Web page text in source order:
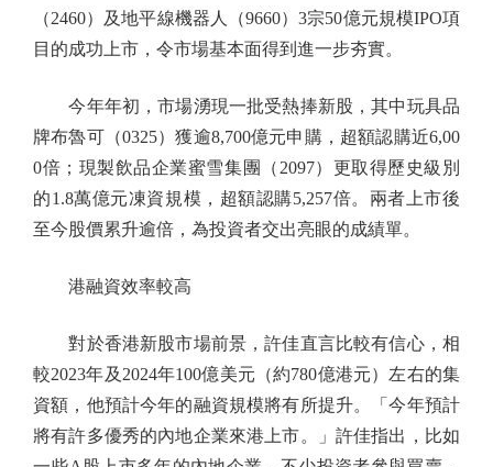
（2460）及地平線機器人（9660）3宗50億元規模IPO項
目的成功上市，令市場基本面得到進一步夯實。
今年年初，市場湧現一批受熱捧新股，其中玩具品
牌布魯可（0325）獲逾8,700億元申購，超額認購近6,00
0倍；現製飲品企業蜜雪集團（2097）更取得歷史級別
的1.8萬億元凍資規模，超額認購5,257倍。兩者上市後
至今股價累升逾倍，為投資者交出亮眼的成績單。
港融資效率較高
對於香港新股市場前景，許佳直言比較有信心，相
較2023年及2024年100億美元（約780億港元）左右的集
資額，他預計今年的融資規模將有所提升。「今年預計
將有許多優秀的內地企業來港上市。」許佳指出，比如